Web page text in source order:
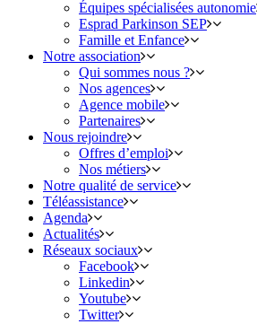
Équipes spécialisées autonomie
Esprad Parkinson SEP
Famille et Enfance
Notre association
Qui sommes nous ?
Nos agences
Agence mobile
Partenaires
Nous rejoindre
Offres d’emploi
Nos métiers
Notre qualité de service
Téléassistance
Agenda
Actualités
Réseaux sociaux
Facebook
Linkedin
Youtube
Twitter